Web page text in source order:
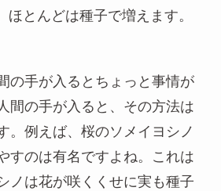
ほとんどは種子で増えます。
の手が入るとちょっと事情が
間の手が入ると、その方法は
。例えば、桜のソメイヨシノ
すのは有名ですよね。これは
ノは花が咲くくせに実も種子